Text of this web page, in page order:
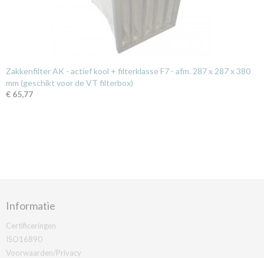
Zakkenfilter AK - actief kool + filterklasse F7 - afm. 287 x 287 x 380
mm (geschikt voor de VT filterbox)
€ 65,77
Informatie
Certificeringen
ISO16890
Voorwaarden/Privacy